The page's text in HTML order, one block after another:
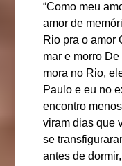
“Como meu
amor de
Rio pra o amor
mar e morro
mora no Rio,
Paulo e eu no
encontro
viram dias que
se
antes de